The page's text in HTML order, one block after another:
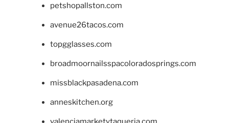
petshopallston.com
avenue26tacos.com
topgglasses.com
broadmoornailsspacoloradosprings.com
missblackpasadena.com
anneskitchen.org